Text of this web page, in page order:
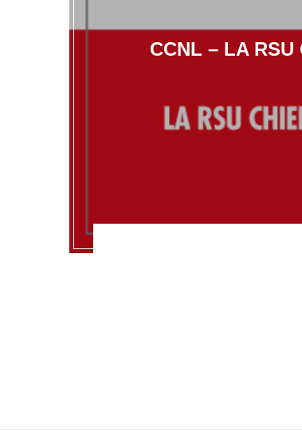
CCNL – LA RSU